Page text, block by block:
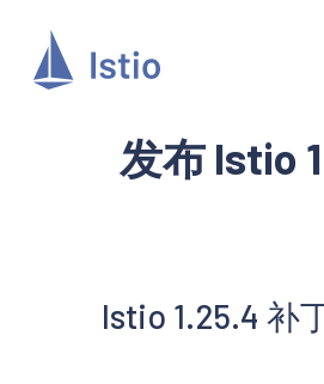
发布 Istio
Istio 1.25.4 补